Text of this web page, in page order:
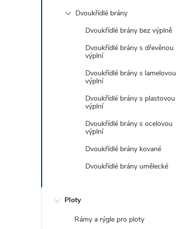
Dvoukřídlé brány
Dvoukřídlé brány bez výplně
Dvoukřídlé brány s dřevěnou
výplní
Dvoukřídlé brány s lamelovou
výplní
Dvoukřídlé brány s plastovou
výplní
Dvoukřídlé brány s ocelovou
výplní
Dvoukřídlé brány kované
Dvoukřídlé brány umělecké
Ploty
Rámy a rýgle pro ploty